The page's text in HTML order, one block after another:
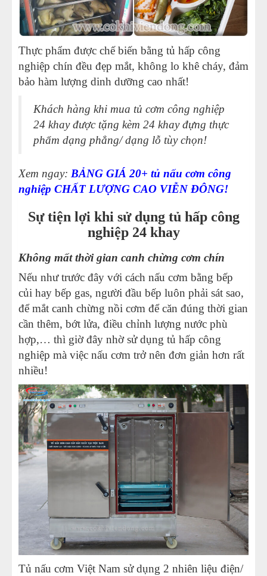
Thực phẩm được chế biến bằng tủ hấp công
nghiệp chín đều đẹp mắt, không lo khê cháy, đảm
bảo hàm lượng dinh dưỡng cao nhất!
Khách hàng khi mua tủ cơm công nghiệp
24 khay được tặng kèm 24 khay đựng thực
phẩm dạng phẳng/ dạng lỗ tùy chọn!
Xem ngay: BẢNG GIÁ 20+ tủ nấu cơm công
nghiệp CHẤT LƯỢNG CAO VIỄN ĐÔNG!
Sự tiện lợi khi sử dụng tủ hấp công
nghiệp 24 khay
Không mất thời gian canh chừng cơm chín
Nếu như trước đây với cách nấu cơm bằng bếp
củi hay bếp gas, người đầu bếp luôn phải sát sao,
để mắt canh chừng nồi cơm để căn đúng thời gian
cần thêm, bớt lửa, điều chỉnh lượng nước phù
hợp,… thì giờ đây nhờ sử dụng tủ hấp công
nghiệp mà việc nấu cơm trở nên đơn giản hơn rất
nhiều!
Tủ nấu cơm Việt Nam sử dụng 2 nhiên liệu điện/